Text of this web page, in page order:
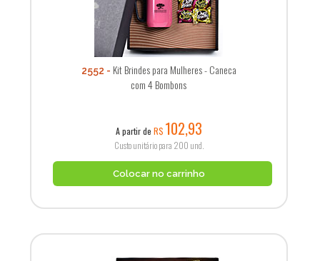
2552
Kit Brindes para Mulheres - Caneca
com 4 Bombons
A partir de R$ 102,93
Custo unitário para 200 und.
Colocar no carrinho